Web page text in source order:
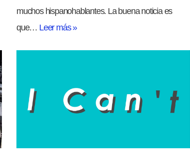
muchos hispanohablantes. La buena noticia es
que… Leer más »